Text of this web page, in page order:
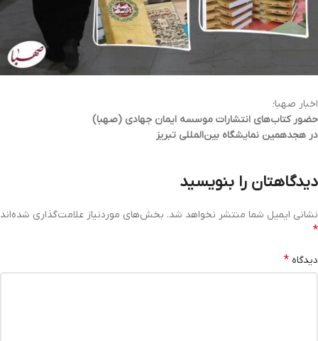
اخبار صهبا؛
حضور کتاب‌های انتشارات موسسه ایمان جهادی (صهبا)
در هجدهمین نمایشگاه بین‌المللی تبریز
دیدگاهتان را بنویسید
نشانی ایمیل شما منتشر نخواهد شد. بخش‌های موردنیاز علامت‌گذاری شده‌اند
*
دیدگاه *